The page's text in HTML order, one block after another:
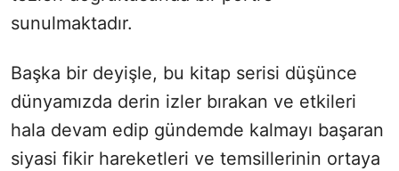
sunulmaktadır.
Başka bir deyişle, bu kitap serisi düşünce
dünyamızda derin izler bırakan ve etkileri
hala devam edip gündemde kalmayı başaran
siyasi fikir hareketleri ve temsillerinin ortaya